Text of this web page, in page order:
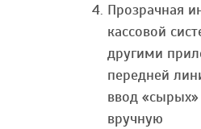
Прозрачная
кассовой
другими
передней
ввод
вручную